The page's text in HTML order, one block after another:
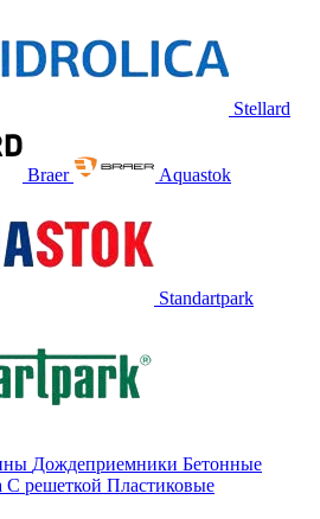
Stellard
Braer Aquastok
Standartpark
Дождеприемники Бетонные
С решеткой Пластиковые